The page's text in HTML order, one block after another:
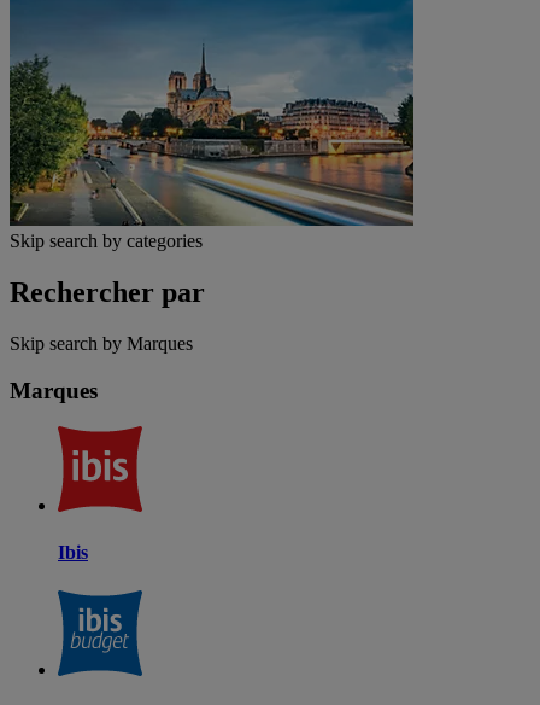
Skip search by categories
Rechercher par
Skip search by Marques
Marques
Ibis